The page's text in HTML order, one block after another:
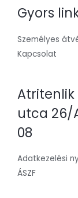
Gyors
Személyes
Kapcsolat
Atritenlik
utca 26/
08
Adatkezelési
ÁSZF